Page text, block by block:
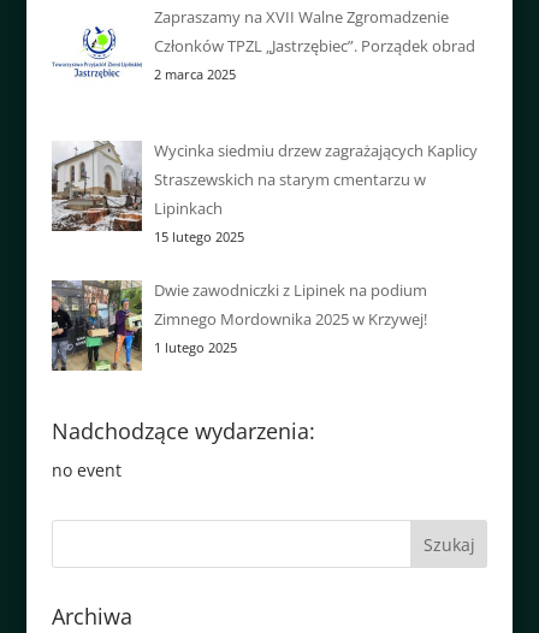
Zapraszamy na XVII Walne Zgromadzenie
Członków TPZL „Jastrzębiec”. Porządek obrad
2 marca 2025
Wycinka siedmiu drzew zagrażających Kaplicy
Straszewskich na starym cmentarzu w
Lipinkach
15 lutego 2025
Dwie zawodniczki z Lipinek na podium
Zimnego Mordownika 2025 w Krzywej!
1 lutego 2025
Nadchodzące wydarzenia:
no event
Archiwa